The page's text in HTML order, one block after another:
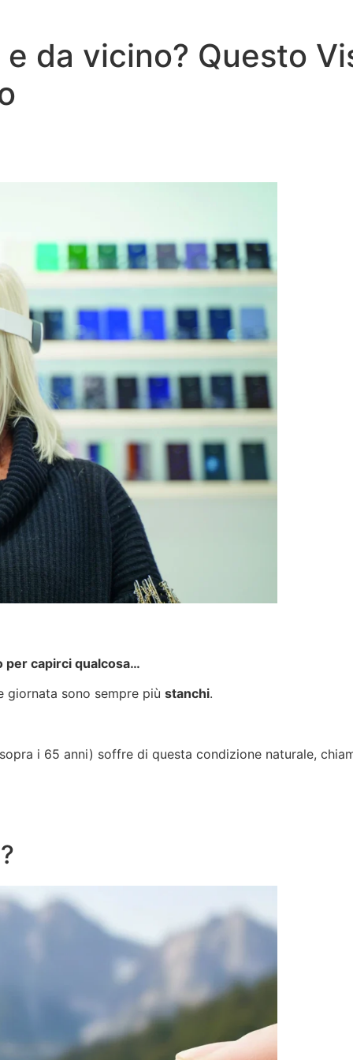
da vicino? Questo
per capirci qualcosa…
giornata sono sempre più stanchi.
i 65 anni) soffre di questa condizione naturale,